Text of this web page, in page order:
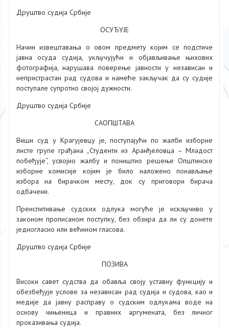
Друштво судија Србије
ОСУЂУЈЕ
Начин извештавања о овом предмету којим се подстиче
јавна осуда судија, укључујући и објављивање њихових
фотографија, нарушава поверење јавности у независан и
непристрастан рад судова и намеће закључак да су судије
поступале супротно својој дужности.
Друштво судија Србије
САОПШТАВА
Виши суд у Крагујевцу је, поступајући по жалби изборне
листе групе грађана „Студенти из Аранђеловца – Младост
побеђује“, усвојио жалбу и поништио решење Општинске
изборне комисије којим је било наложено понављање
избора на бирачком месту, док су приговори бирача
одбачени.
Преиспитивање судских одлука могуће је искључиво у
законом прописаном поступку, без обзира да ли су донете
једногласно или већином гласова.
Друштво судија Србије
ПОЗИВА
Високи савет судства да обавља своју уставну функцију и
обезбеђује услове за независан рад судија и судова, као и
медије да јавну расправу о судским одлукама воде на
основу чињеница и правних аргумената, без личног
проказивања судија.